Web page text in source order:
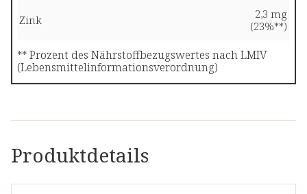
Produktdetails
Zink
2,3 mg
(23%**)
** Prozent des Nährstoffbezugswertes nach LMIV
(Lebensmittelinformationsverordnung)